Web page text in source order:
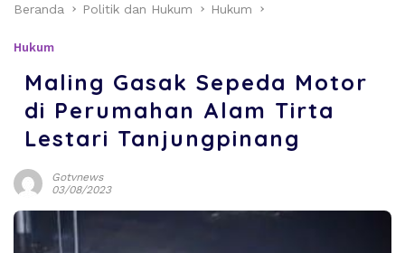
Beranda Politik dan Hukum Hukum
Hukum
Maling Gasak Sepeda Motor
di Perumahan Alam Tirta
Lestari Tanjungpinang
Gotvnews
03/08/2023